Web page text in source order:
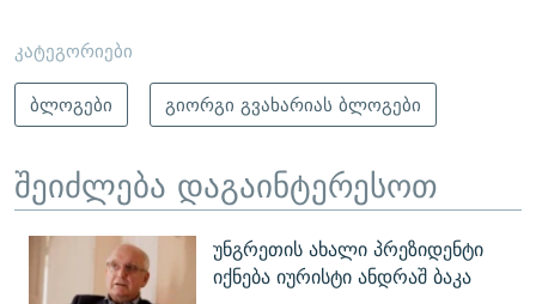
კატეგორიები
ბლოგები
გიორგი გვახარიას ბლოგები
შეიძლება დაგაინტერესოთ
უნგრეთის ახალი პრეზიდენტი
იქნება იურისტი ანდრაშ ბაკა